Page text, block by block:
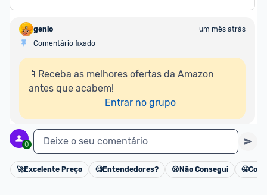
genio
um mês atrás
Comentário fixado
📱Receba as melhores ofertas da Amazon
antes que acabem!
Entrar no grupo
0 Deixe o seu comentário
Cancelar
🚀Excelente Preço 🧐Entendedores? 😢 Não Consegui 🤩